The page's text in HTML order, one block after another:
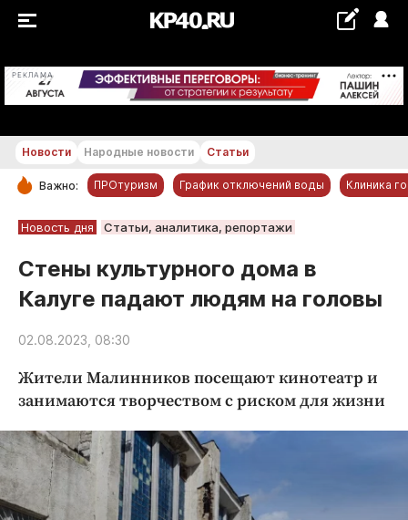
РЕКЛАМА +24...+25 °С
РУБРИКИ
Новости компаний
Статьи
Народные новости
Благоустройство
Культура
Недвижимость и ЖКХ
Образование
Новости Народные новости Статьи
Важно: ПРОтуризм График отключений воды Клиника
Новость дня Статьи, аналитика, репортажи
Стены культурного дома в
Калуге падают людям на головы
02.08.2023, 08:30
Жители Малинников посещают кинотеатр и
занимаются творчеством с риском для жизни